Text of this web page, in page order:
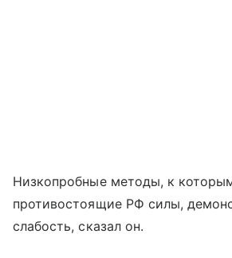
Низкопробные методы, к
противостоящие РФ силы,
слабость, сказал он.